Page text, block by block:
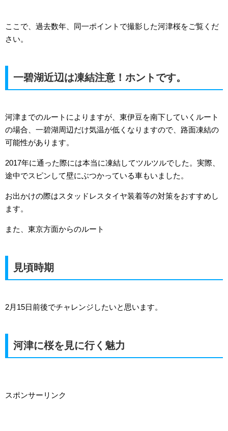
ここで、過去数年、同一ポイントで撮影した河津桜をご覧くだ
さい。
一碧湖近辺は凍結注意！ホントです。
河津までのルートによりますが、東伊豆を南下していくルート
の場合、一碧湖周辺だけ気温が低くなりますので、路面凍結の
可能性があります。
2017年に通った際には本当に凍結してツルツルでした。実際、
途中でスピンして壁にぶつかっている車もいました。
お出かけの際はスタッドレスタイヤ装着等の対策をおすすめし
ます。
また、東京方面からのルート
見頃時期
2月15日前後でチャレンジしたいと思います。
河津に桜を見に行く魅力
スポンサーリンク